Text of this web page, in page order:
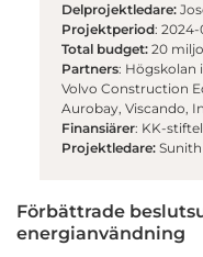
Delprojektledare:
Projektperiod: 2024-
Total budget:20
Partners: Högskolan
Volvo Construction
Aurobay, Viscando,
Finansiärer: KK-
Projektledare:Sunith
Förbättrade
energianvändning